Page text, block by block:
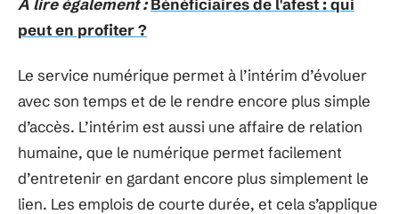
peut en profiter ?
Le service numérique permet à l’intérim d’évoluer
avec son temps et de le rendre encore plus simple
d’accès. L’intérim est aussi une affaire de relation
humaine, que le numérique permet facilement
d’entretenir en gardant encore plus simplement le
lien. Les emplois de courte durée, et cela s’applique